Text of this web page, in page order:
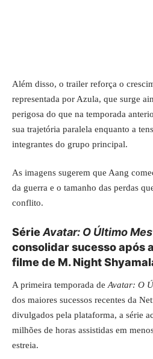
Além disso, o trailer reforça o
representada por Azula, que surge
perigosa do que na temporada
sua trajetória paralela enquanto a
integrantes do grupo principal.
As imagens sugerem que Aang
da guerra e o tamanho das perdas
conflito.
SérieAvatar: O Último
consolidar sucesso após
filme de M. Night
A primeira temporada de Avatar: O
dos maiores sucessos recentes da
divulgados pela plataforma, a série
milhões de horas assistidas em
estreia.